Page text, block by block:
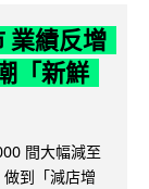
業績反增
「新鮮
間大幅減至
到「減店增